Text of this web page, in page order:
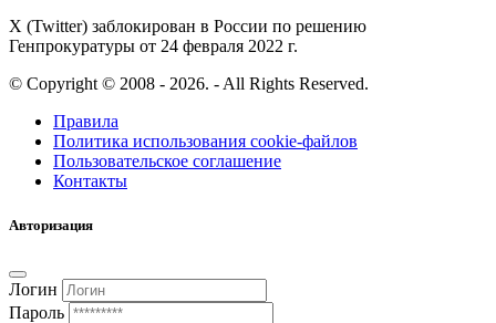
X (Twitter) заблокирован в России по решению
Генпрокуратуры от 24 февраля 2022 г.
© Copyright © 2008 - 2026. - All Rights Reserved.
Правила
Политика использования cookie-файлов
Пользовательское соглашение
Контакты
Авторизация
Логин
Пароль